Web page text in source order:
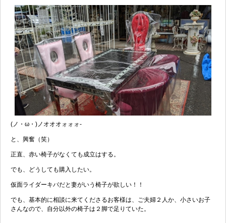
(ノ・ω・)ノオオオォォォ-
と、興奮（笑）
正直、赤い椅子がなくても成立はする。
でも、どうしても購入したい。
仮面ライダーキバだと妻がいう椅子が欲しい！！
でも、基本的に相談に来てくださるお客様は、ご夫婦２人か、小さいお子
さんなので、自分以外の椅子は２脚で足りていた。